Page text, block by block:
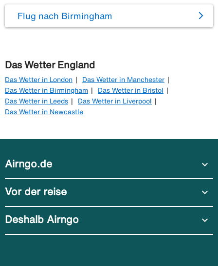
Flug nach Birmingham
Das Wetter England
Das Wetter in London
Das Wetter in Manchester
Das Wetter in Birmingham
Das Wetter in Bristol
Das Wetter in Leeds
Das Wetter in Liverpool
Das Wetter in Newcastle
Airngo.de expand_more
Vor der reise expand_more
Deshalb Airngo expand_more